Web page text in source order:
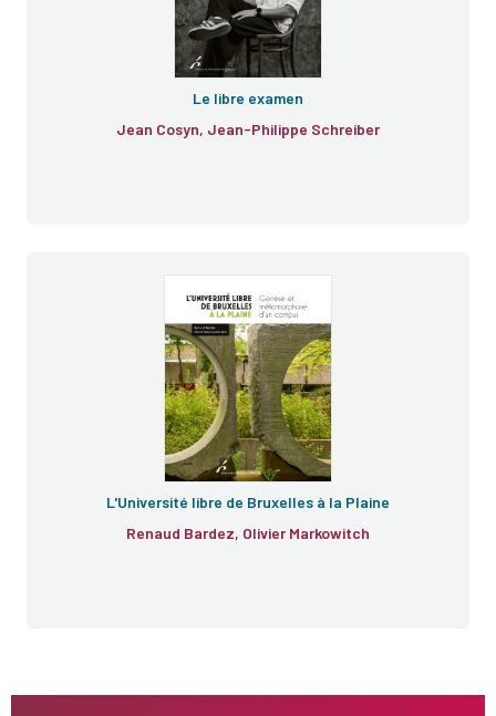
Le libre examen
Jean Cosyn, Jean-Philippe Schreiber
L'Université libre de Bruxelles à la Plaine
Renaud Bardez, Olivier Markowitch